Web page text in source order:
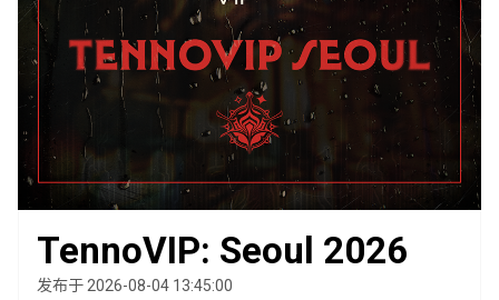
TennoVIP: Seoul 2026
发布于 2026-08-04 13:45:00